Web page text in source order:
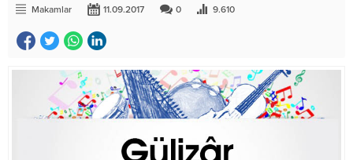
Makamlar 11.09.2017 0 9.610